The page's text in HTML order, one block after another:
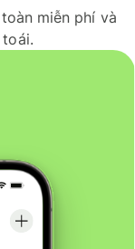
miễn phí và